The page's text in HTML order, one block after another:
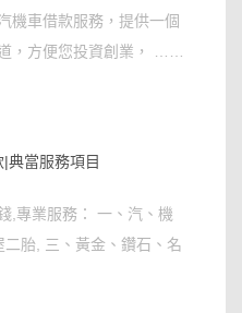
機車借款服務，提供一個
，方便您投資創業， ……
典當服務項目
,專業服務： 一、汽、機
胎, 三、黃金、鑽石、名